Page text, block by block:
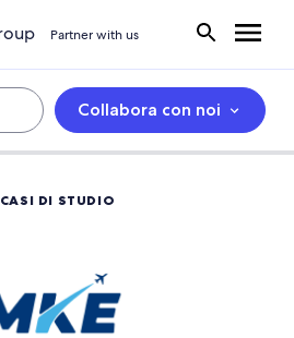
Partner with us
Collabora con noi
CASI DI STUDIO